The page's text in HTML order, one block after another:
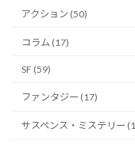
アクション (50)
コラム (17)
SF (59)
ファンタジー (17)
サスペンス・ミステリー